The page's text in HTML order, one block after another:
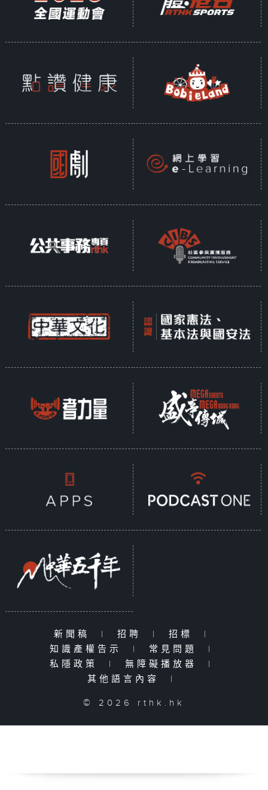
新聞稿 | 招聘 | 招標
|
知識產權告示
| 常見問題
|
私隱政策
| 無障礙播放器
|
其他語言內容
|
© 2026 rthk.hk